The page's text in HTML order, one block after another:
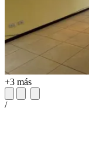
+3 más
/